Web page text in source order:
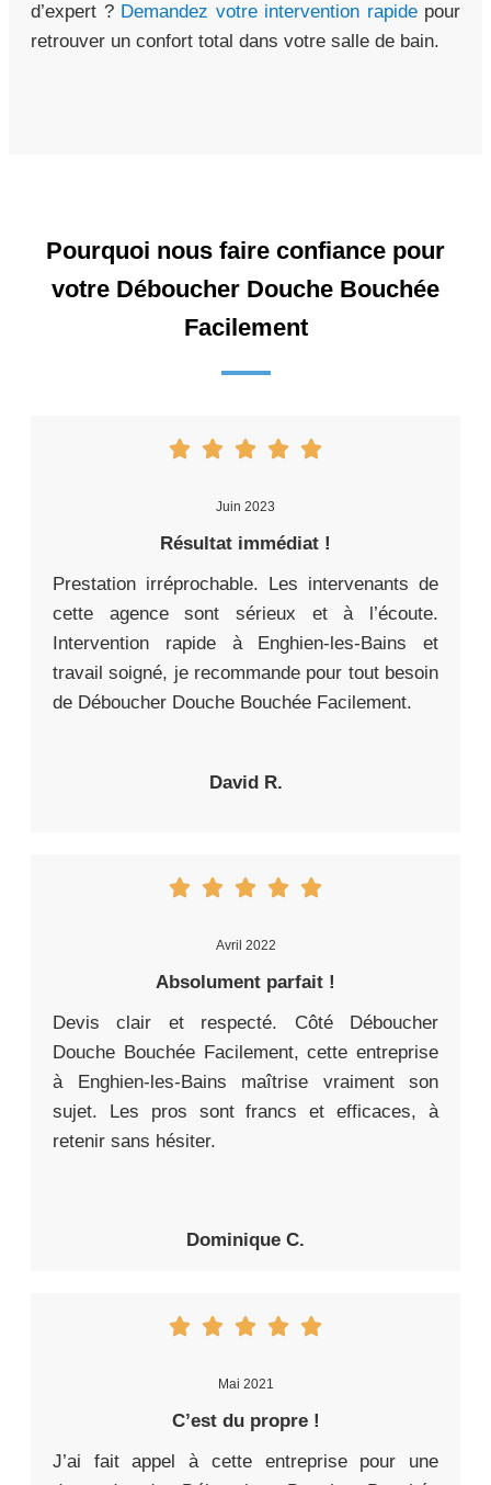
d’expert ? Demandez votre intervention rapidepour
retrouver un confort total dans votre salle de bain.
Pourquoi nous faire confiance pour
votre Déboucher Douche Bouchée
Facilement
Juin 2023
Résultat immédiat !
Prestation irréprochable. Les intervenants de
cette agence sont sérieux et à l’écoute.
Intervention rapide à Enghien-les-Bains et
travail soigné, je recommande pour tout besoin
de Déboucher Douche Bouchée Facilement.
David R.
Avril 2022
Absolument parfait !
Devis clair et respecté. Côté Déboucher
Douche Bouchée Facilement, cette entreprise
à Enghien-les-Bains maîtrise vraiment son
sujet. Les pros sont francs et efficaces, à
retenir sans hésiter.
Dominique C.
Mai 2021
C’est du propre !
J’ai fait appel à cette entreprise pour une